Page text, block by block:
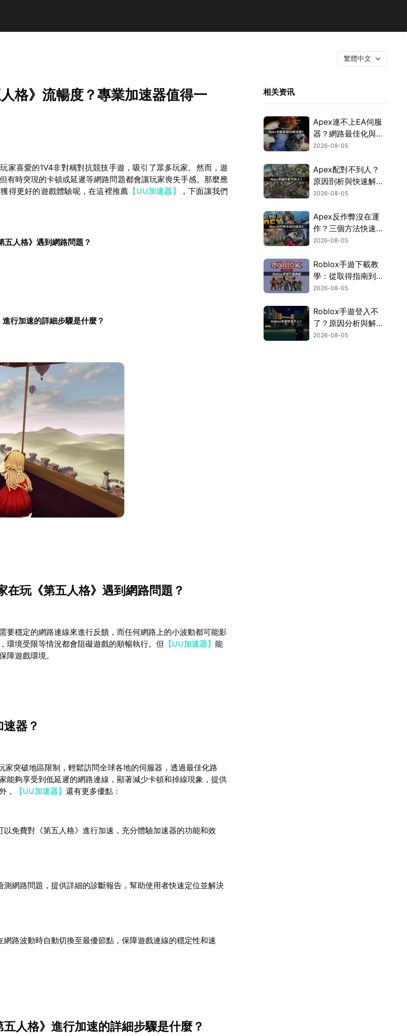
繁體中文
格》流暢度？專業加速器值得一
家喜愛的1V4非對稱對抗競技手遊，吸引了眾多玩家。然而，遊
有時突現的卡頓或延遲等網路問題都會讓玩家喪失手感。那麼應
得更好的遊戲體驗呢，在這裡推薦 【UU加速器】
，下面讓我們
五人格》遇到網路問題？
行加速的詳細步驟是什麼？
在玩《第五人格》遇到網路問題？
要穩定的網路連線來進行反饋，而任何網路上的小波動都可能影
環境受限等情況都會阻礙遊戲的順暢執行。但
【UU加速器】能
障遊戲環境。
器？
家突破地區限制，輕鬆訪問全球各地的伺服器，透過最佳化路
能夠享受到低延遲的網路連線，顯著減少卡頓和掉線現象，提供
，
【UU加速器】還有更多優點：
以免費對《第五人格》進行加速，充分體驗加速器的功能和效
測網路問題，提供詳細的診斷報告，幫助使用者快速定位並解決
網路波動時自動切換至最優節點，保障遊戲連線的穩定性和速
人格》進行加速的詳細步驟是什麼？
相关资讯
Apex連不上EA伺服
器？網路最佳化與疑
難排解全攻略！
2026-08-05
Apex配對不到人？
原因剖析與快速解決
方式！
2026-08-05
Apex反作弊沒在運
作？三個方法快速解
決！
2026-08-05
Roblox手遊下載教
學：從取得指南到登
入疑難排解！
2026-08-05
Roblox手遊登入不
了？原因分析與解決
方案！
2026-08-05